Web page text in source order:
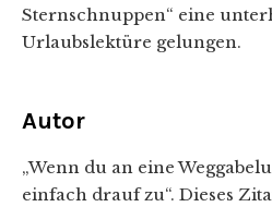
Sternschnuppen“ eine
Urlaubslektüre gelungen.
Autor
„Wenn du an eine
einfach drauf zu“. Dieses